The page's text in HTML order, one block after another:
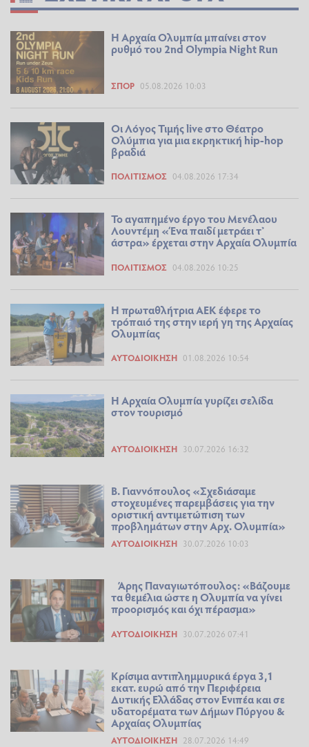
Η Αρχαία Ολυμπία μπαίνει στον
ρυθμό του 2nd Olympia Night Run
ΣΠΟΡ 05.08.2026 10:03
Οι Λόγος Τιμής live στο Θέατρο
Ολύμπια για μια εκρηκτική hip-hop
βραδιά
ΠΟΛΙΤΙΣΜΌΣ 04.08.2026 17:34
Το αγαπημένο έργο του Μενέλαου
Λουντέμη «Ένα παιδί μετράει τ’
άστρα» έρχεται στην Αρχαία Ολυμπία
ΠΟΛΙΤΙΣΜΌΣ 04.08.2026 10:25
Η πρωταθλήτρια ΑΕΚ έφερε το
τρόπαιό της στην ιερή γη της Αρχαίας
Ολυμπίας
ΑΥΤΟΔΙΟΊΚΗΣΗ 01.08.2026 10:54
Η Αρχαία Ολυμπία γυρίζει σελίδα
στον τουρισμό
ΑΥΤΟΔΙΟΊΚΗΣΗ 30.07.2026 16:32
Β. Γιαννόπουλος «Σχεδιάσαμε
στοχευμένες παρεμβάσεις για την
οριστική αντιμετώπιση των
προβλημάτων στην Αρχ. Ολυμπία»
ΑΥΤΟΔΙΟΊΚΗΣΗ 30.07.2026 10:03
Άρης Παναγιωτόπουλος: «Βάζουμε
τα θεμέλια ώστε η Ολυμπία να γίνει
προορισμός και όχι πέρασμα»
ΑΥΤΟΔΙΟΊΚΗΣΗ 30.07.2026 07:41
Κρίσιμα αντιπλημμυρικά έργα 3,1
εκατ. ευρώ από την Περιφέρεια
Δυτικής Ελλάδας στον Ενιπέα και σε
υδατορέματα των Δήμων Πύργου &
Αρχαίας Ολυμπίας
ΑΥΤΟΔΙΟΊΚΗΣΗ 28.07.2026 14:49